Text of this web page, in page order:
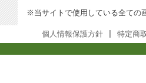
※当サイトで使用している全ての
個人情報保護方針 特定商